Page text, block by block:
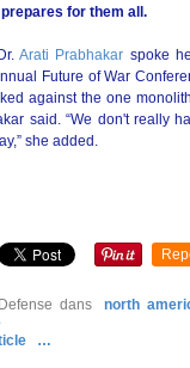
prepares for them all.
Arati Prabhakar spoke
Future of War
against the one
said. “We don't really
she added.
dans north
…